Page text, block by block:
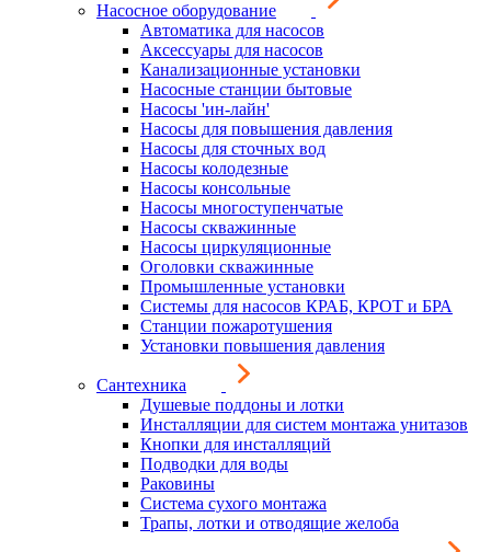
Насосное оборудование
Автоматика для насосов
Аксессуары для насосов
Канализационные установки
Насосные станции бытовые
Насосы 'ин-лайн'
Насосы для повышения давления
Насосы для сточных вод
Насосы колодезные
Насосы консольные
Насосы многоступенчатые
Насосы скважинные
Насосы циркуляционные
Оголовки скважинные
Промышленные установки
Системы для насосов КРАБ, КРОТ и БРА
Станции пожаротушения
Установки повышения давления
Сантехника
Душевые поддоны и лотки
Инсталляции для систем монтажа унитазов
Кнопки для инсталляций
Подводки для воды
Раковины
Система сухого монтажа
Трапы, лотки и отводящие желоба